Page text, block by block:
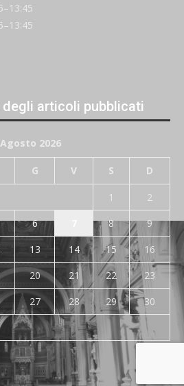
articoli pubblicati
Agosto 2026
G V S D
1
2
6 8
9
13 14 15
16
20 21 22
23
27 28 29
30